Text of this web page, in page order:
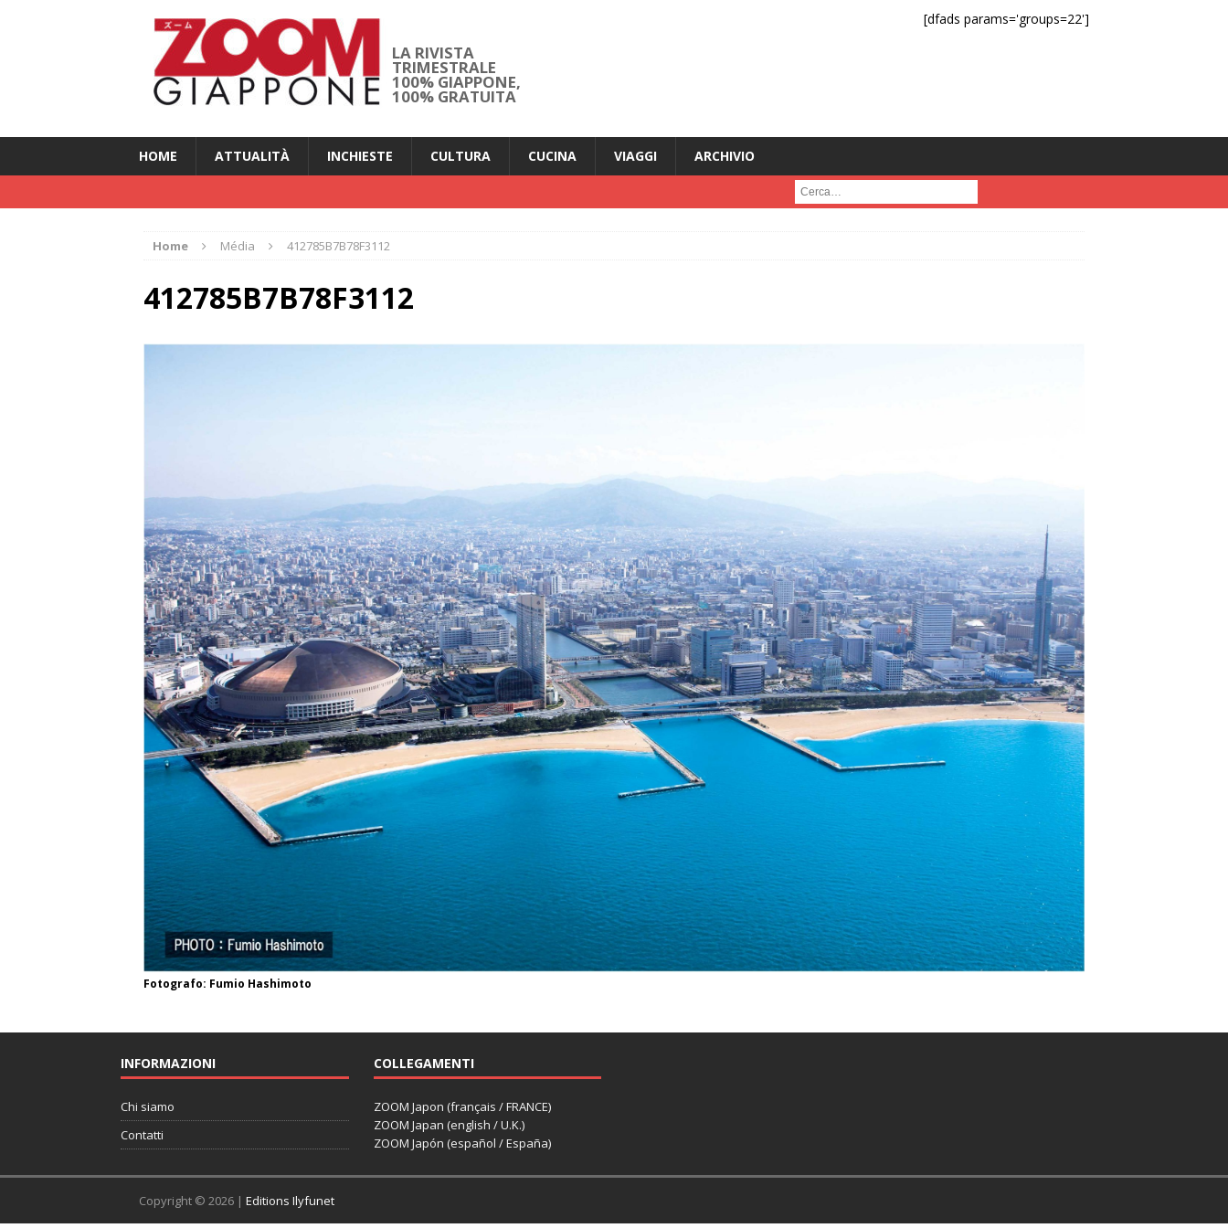
LA RIVISTA
TRIMESTRALE
100% GIAPPONE,
100% GRATUITA
[dfads params='groups=22']
HOME ATTUALITÀ INCHIESTE CULTURA CUCINA VIAGGI
ARCHIVIO
Cerca :
Home Média 412785B7B78F3112
412785B7B78F3112
Fotografo: Fumio Hashimoto
INFORMAZIONI
Chi siamo
Contatti
COLLEGAMENTI
ZOOM Japon (français / FRANCE)
ZOOM Japan (english / U.K.)
ZOOM Japón (español / España)
Copyright © 2026 | Editions Ilyfunet